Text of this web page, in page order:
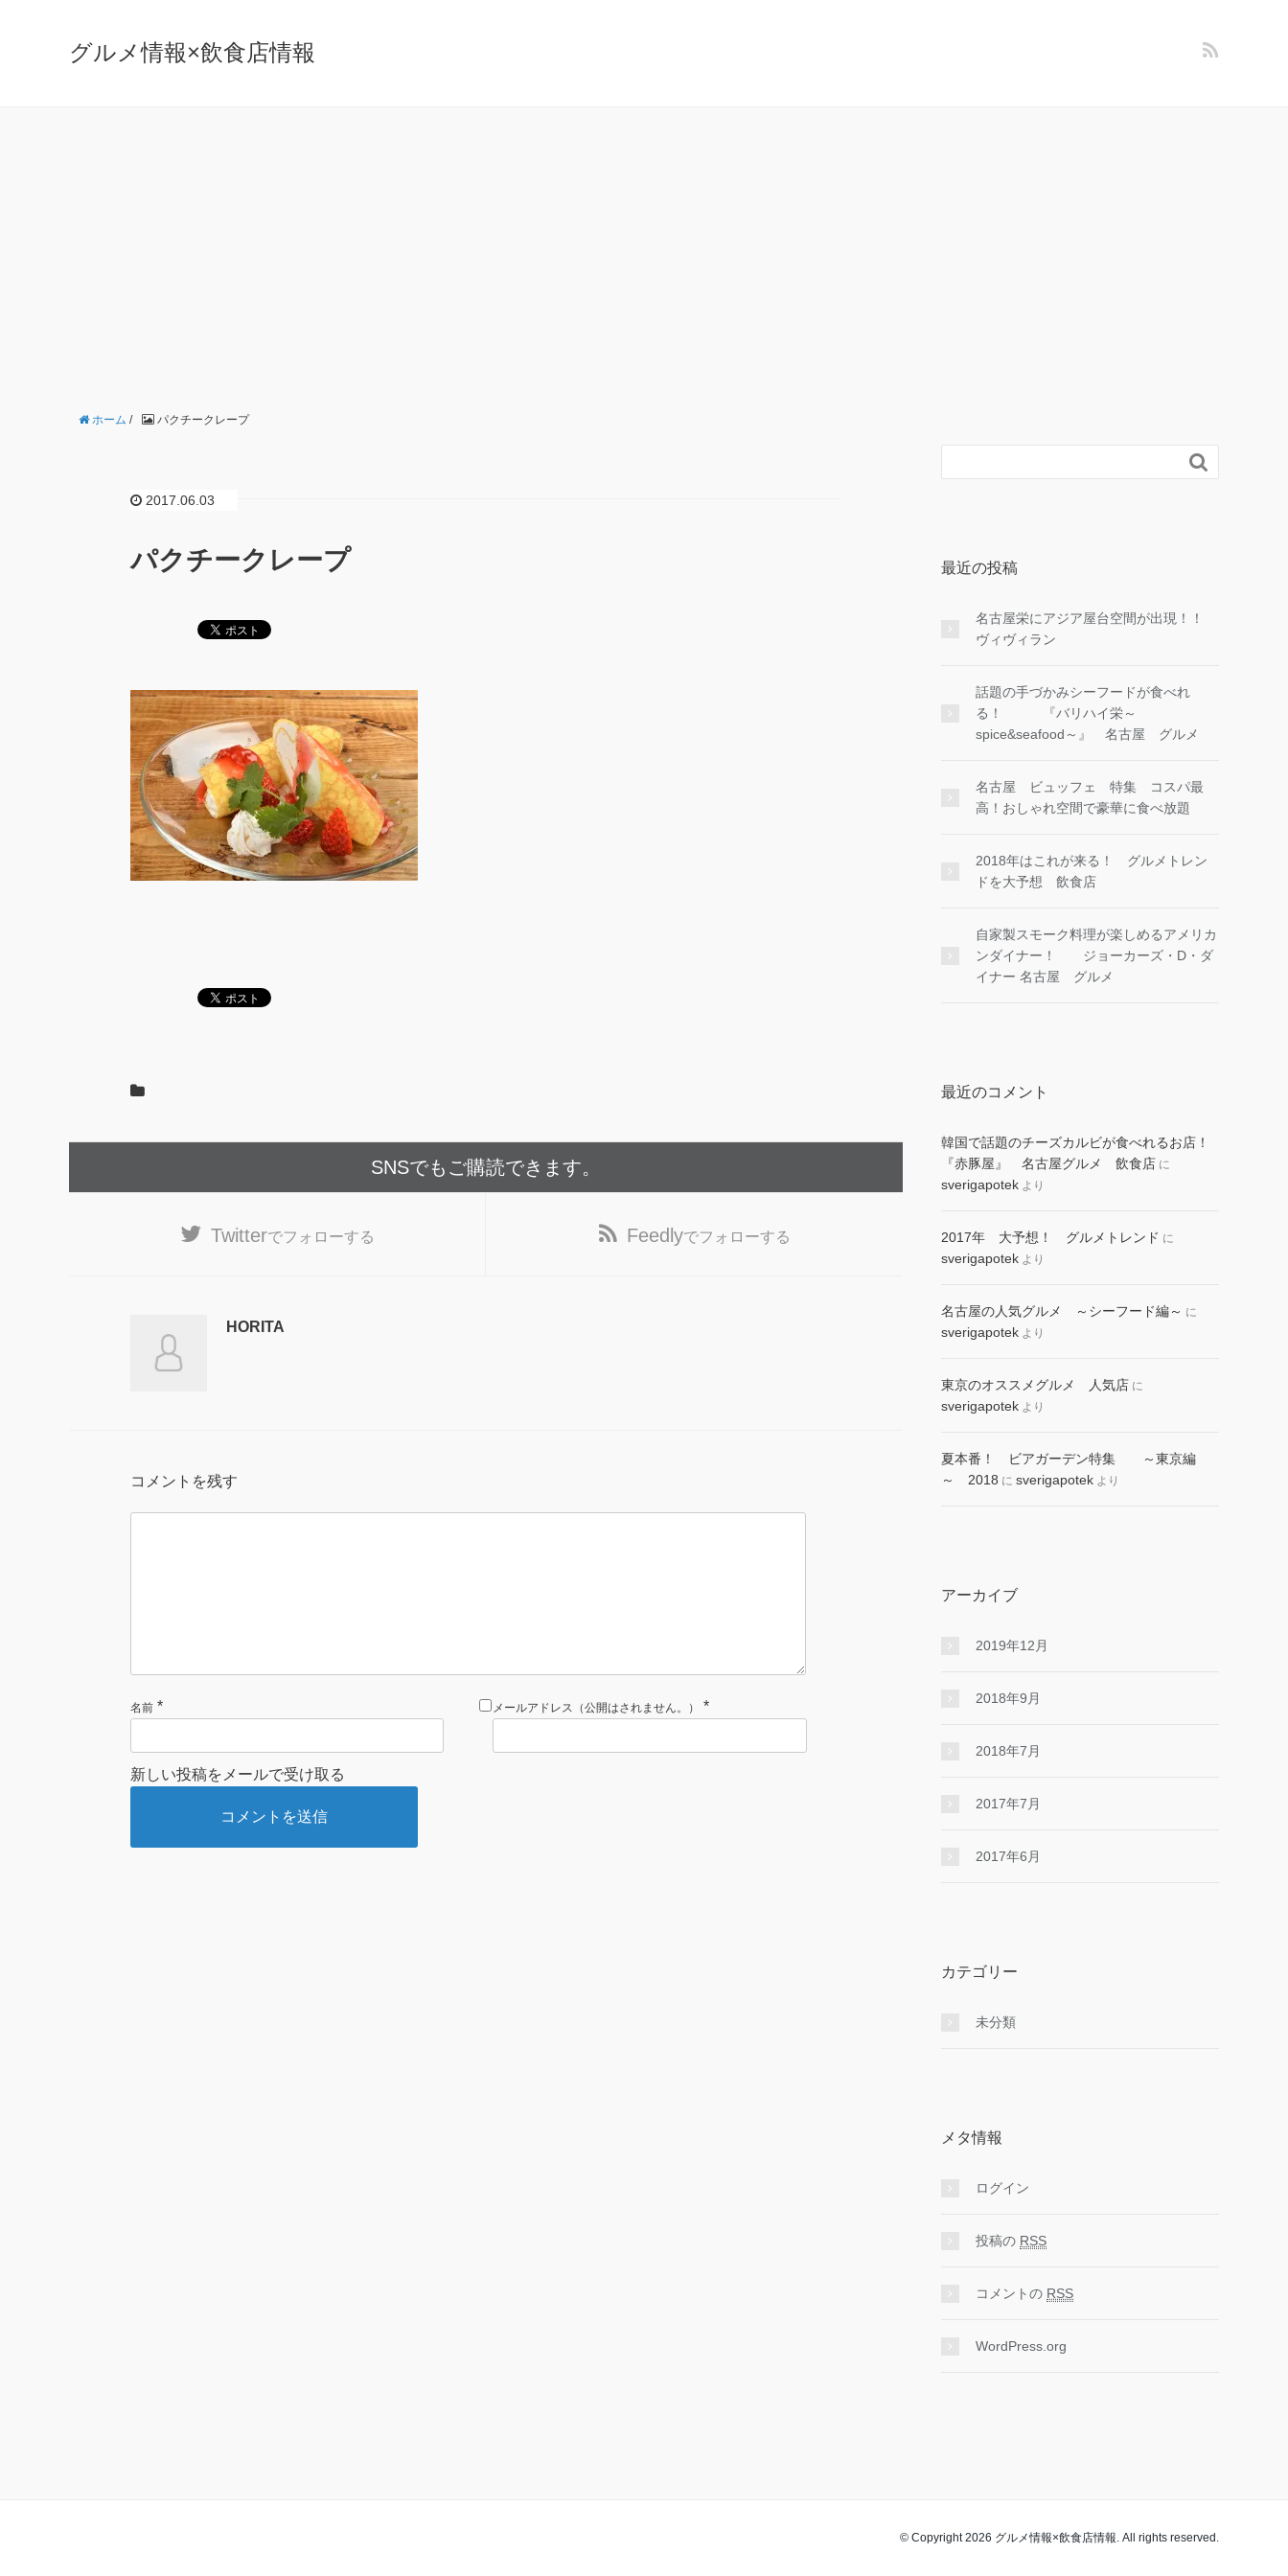
グルメ情報×飲食店情報
ホーム / パクチークレープ
2017.06.03
パクチークレープ
SNSでもご購読できます。
Twitterでフォローする Feedlyでフォローする
HORITA
コメントを残す
名前 * メールアドレス（公開はされません。） *
新しい投稿をメールで受け取る

最近の投稿
名古屋栄にアジア屋台空間が出現！！
ヴィヴィラン
話題の手づかみシーフードが食べれ
る！ 『バリハイ栄～
spice&seafood～』 名古屋 グルメ
名古屋 ビュッフェ 特集 コスパ最
高！おしゃれ空間で豪華に食べ放題
2018年はこれが来る！ グルメトレン
ドを大予想 飲食店
自家製スモーク料理が楽しめるアメリカ
ンダイナー！ ジョーカーズ・D・ダ
イナー 名古屋 グルメ
最近のコメント
韓国で話題のチーズカルビが食べれるお店！
『赤豚屋』 名古屋グルメ 飲食店 に
sverigapotek より
2017年 大予想！ グルメトレンド に
sverigapotek より
名古屋の人気グルメ ～シーフード編～ に
sverigapotek より
東京のオススメグルメ 人気店 に
sverigapotek より
夏本番！ ビアガーデン特集 ～東京編
～ 2018 に sverigapotek より
アーカイブ
2019年12月
2018年9月
2018年7月
2017年7月
2017年6月
カテゴリー
未分類
メタ情報
ログイン
投稿の RSS
コメントの RSS
WordPress.org
© Copyright 2026 グルメ情報×飲食店情報. All rights reserved.